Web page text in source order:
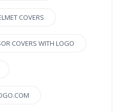
COVERS
COVERS WITH LOGO